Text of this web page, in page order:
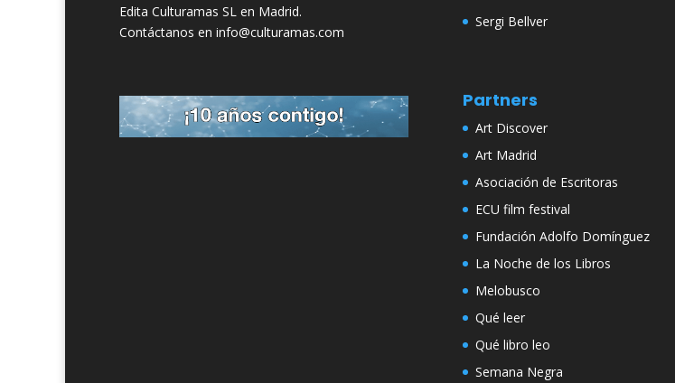
Edita Culturamas SL en Madrid.
Contáctanos en info@culturamas.com
Sergi Bellver
Partners
Art Discover
Art Madrid
Asociación de Escritoras
ECU film festival
Fundación Adolfo Domínguez
La Noche de los Libros
Melobusco
Qué leer
Qué libro leo
Semana Negra